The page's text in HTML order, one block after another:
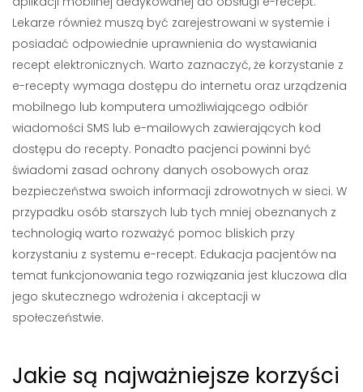
Lekarze również muszą być zarejestrowani w systemie i
posiadać odpowiednie uprawnienia do wystawiania
recept elektronicznych. Warto zaznaczyć, że korzystanie z
e-recepty wymaga dostępu do internetu oraz urządzenia
mobilnego lub komputera umożliwiającego odbiór
wiadomości SMS lub e-mailowych zawierających kod
dostępu do recepty. Ponadto pacjenci powinni być
świadomi zasad ochrony danych osobowych oraz
bezpieczeństwa swoich informacji zdrowotnych w sieci. W
przypadku osób starszych lub tych mniej obeznanych z
technologią warto rozważyć pomoc bliskich przy
korzystaniu z systemu e-recept. Edukacja pacjentów na
temat funkcjonowania tego rozwiązania jest kluczowa dla
jego skutecznego wdrożenia i akceptacji w
społeczeństwie.
Jakie są najważniejsze korzyści